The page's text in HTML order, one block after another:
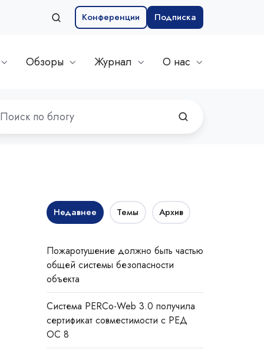
Конференции Подписка
Обзоры Журнал О нас
Недавнее Темы Архив
Пожаротушение должно быть частью
общей системы безопасности
объекта
Система PERCo-Web 3.0 получила
сертификат совместимости с РЕД
ОС 8